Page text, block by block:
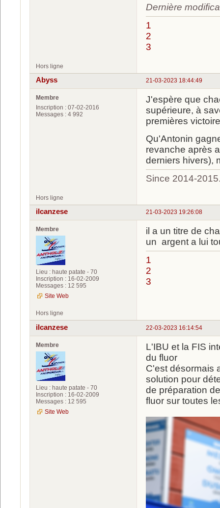
Dernière
1
2
3
Hors ligne
21-03-2023 18:44:49
Abyss
Membre
Inscription : 07-02-2016
Messages : 4 992
J'espère que
supérieure, à
premières
Qu'Antonin
revanche après
derniers hivers),
Since 2014-
Hors ligne
21-03-2023 19:26:08
ilcanzese
Membre
Lieu : haute patate - 70
Inscription : 16-02-2009
Messages : 12 595
Site Web
il a un titre de
un argent a lui
1
2
3
Hors ligne
22-03-2023 16:14:54
ilcanzese
Membre
Lieu : haute patate - 70
Inscription : 16-02-2009
Messages : 12 595
Site Web
L'IBU et la FIS
du fluor
C'est désormais
solution pour
de préparation
fluor sur toutes